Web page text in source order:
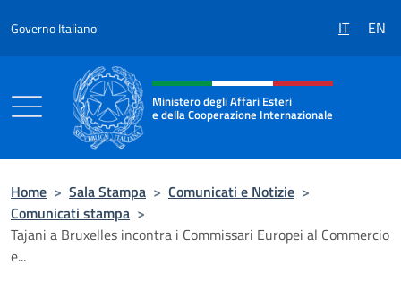
Governo Italiano IT EN
Intestazione sito, social e menù
Ministero degli Affari Esteri
e della Cooperazione Internazionale
Home > Sala Stampa > Comunicati e Notizie >
Comunicati stampa >
Tajani a Bruxelles incontra i Commissari Europei al Commercio
e...